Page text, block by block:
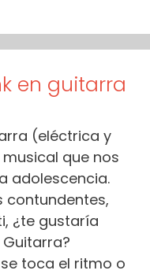
en guitarra
(eléctrica y
que nos
adolescencia.
contundentes,
¿te gustaría
toca el ritmo o